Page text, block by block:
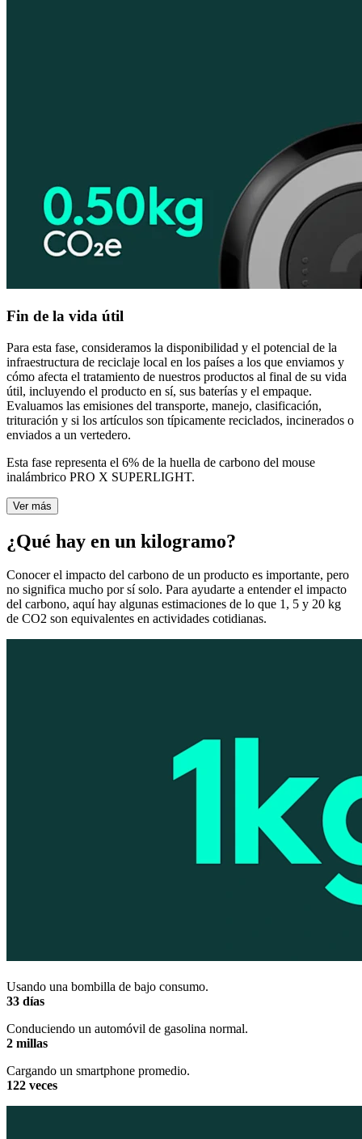
Fin de la vida útil
Para esta fase, consideramos la disponibilidad y el potencial de la
infraestructura de reciclaje local en los países a los que enviamos y
cómo afecta el tratamiento de nuestros productos al final de su vida
útil, incluyendo el producto en sí, sus baterías y el empaque.
Evaluamos las emisiones del transporte, manejo, clasificación,
trituración y si los artículos son típicamente reciclados, incinerados o
enviados a un vertedero.
Esta fase representa el 6% de la huella de carbono del mouse
inalámbrico PRO X SUPERLIGHT.
Ver más
¿Qué hay en un kilogramo?
Conocer el impacto del carbono de un producto es importante, pero
no significa mucho por sí solo. Para ayudarte a entender el impacto
del carbono, aquí hay algunas estimaciones de lo que 1, 5 y 20 kg
de CO2 son equivalentes en actividades cotidianas.
Usando una bombilla de bajo consumo.
33 días
Conduciendo un automóvil de gasolina normal.
2 millas
Cargando un smartphone promedio.
122 veces